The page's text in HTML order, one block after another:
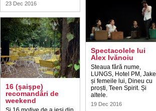
23 Dec 2016
16 (şaişpe)
recomandări de
weekend
Spectacolele lui
Alex Ivănoiu
Steaua fără nume,
LUNGS, Hotel PM, Jake
și femeile lui, Dineu cu
proști, Teen Spirit. Și
altele.
19 Dec 2016